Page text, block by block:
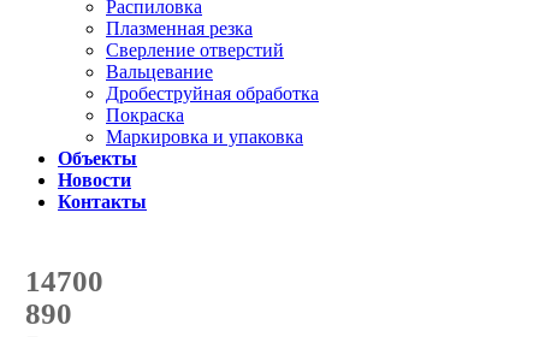
Распиловка
Плазменная резка
Сверление отверстий
Вальцевание
Дробеструйная обработка
Покраска
Маркировка и упаковка
Объекты
Новости
Контакты
14700
с начала года
890
с начала месяца